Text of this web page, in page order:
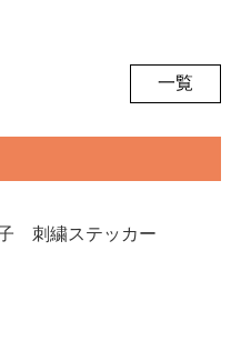
一覧
刺繍ステッカー